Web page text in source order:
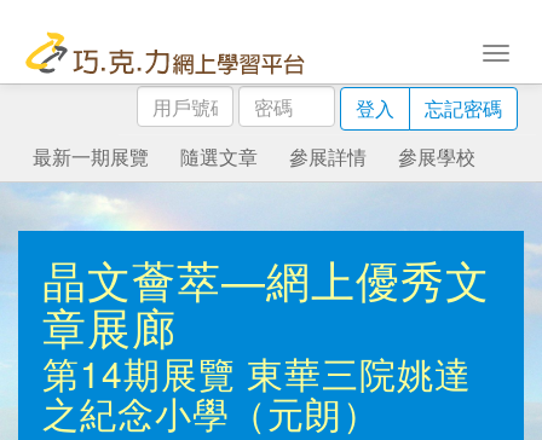
用
戶
號
碼
密
碼
登入
忘記密碼
最新一期展覽
隨選文章 參展詳情 參展學校
晶文薈萃—網上優秀文
章展廊
第14期展覽 東華三院姚達
之紀念小學（元朗）